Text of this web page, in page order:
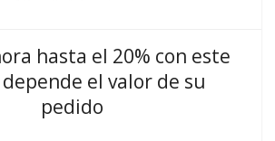
hasta el 20% con este
el valor de su
pedido